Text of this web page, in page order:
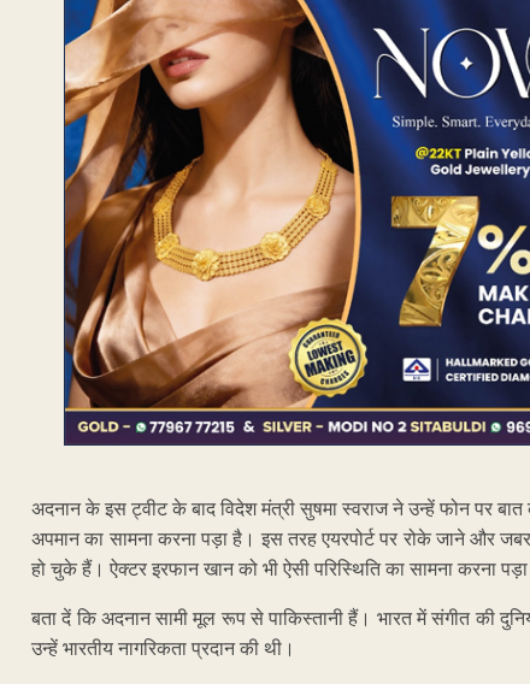
अदनान के इस ट्वीट के बाद विदेश मंत्री सुषमा स्‍वराज ने उन्‍हें फोन पर
अपमान का सामना करना पड़ा है। इस तरह एयरपोर्ट पर रोके जाने और
हो चुके हैं। ऐक्टर इरफान खान को भी ऐसी परिस्थिति का सामना करना
बता दें कि अदनान सामी मूल रूप से पाकिस्तानी हैं। भारत में संगीत की
उन्हें भारतीय नागरिकता प्रदान की थी।